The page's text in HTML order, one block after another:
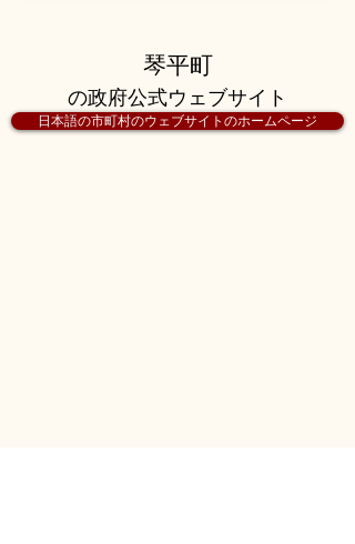
琴平町
の政府公式ウェブサイト
日本語の市町村のウェブサイトのホームページ